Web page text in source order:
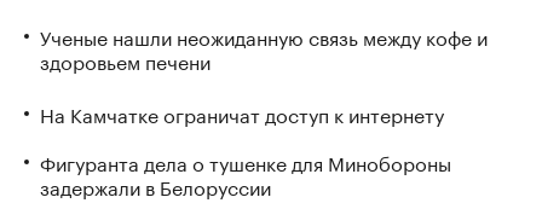
Ученые нашли неожиданную связь между кофе и
здоровьем печени
На Камчатке ограничат доступ к интернету
Фигуранта дела о тушенке для Минобороны
задержали в Белоруссии